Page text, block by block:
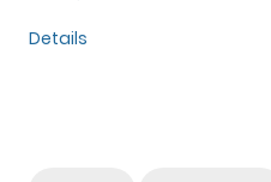
Details